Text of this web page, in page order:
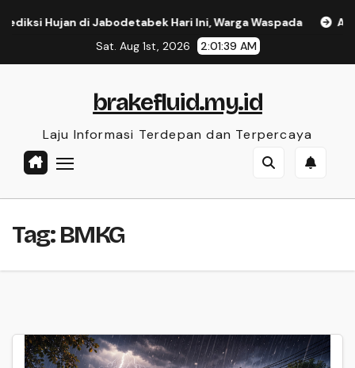
Hujan di Jabodetabek Hari Ini, Warga Waspada
Sat. Aug 1st, 2026
2:01:39 AM
brakefluid.my.id
Laju Informasi Terdepan dan Terpercaya
Tag:BMKG